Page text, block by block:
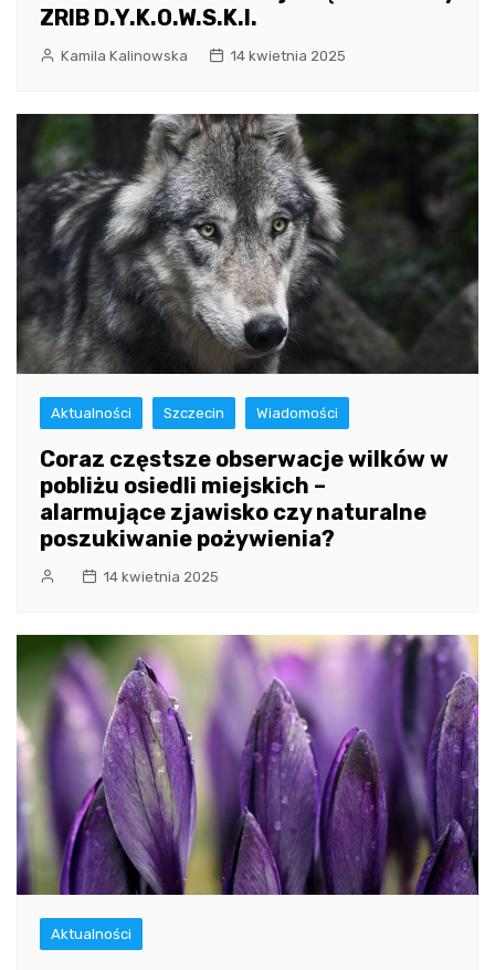
ZRIB D.Y.K.O.W.S.K.I.
Kamila Kalinowska 14 kwietnia 2025
Aktualności Szczecin Wiadomości
Coraz częstsze obserwacje wilków w
pobliżu osiedli miejskich –
alarmujące zjawisko czy naturalne
poszukiwanie pożywienia?
14 kwietnia 2025
Aktualności